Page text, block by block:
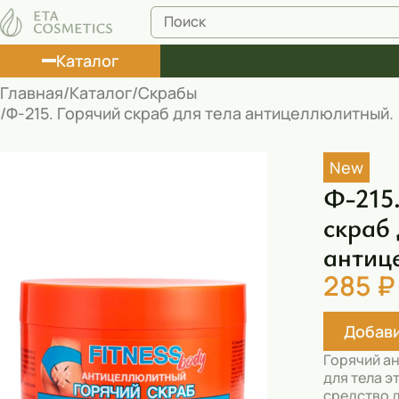
Каталог
Лосьоны
Пена для ванны
Румяна
Главная Каталог Скрабы
Ф-215. Горячий скраб для тела антицеллюлитный.
New
Ф-
скраб
285 ₽
Горячий
для тела